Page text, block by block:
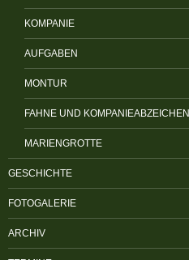
KOMPANIE
AUFGABEN
MONTUR
FAHNE UND KOMPANIEABZEICHEN
MARIENGROTTE
GESCHICHTE
FOTOGALERIE
ARCHIV